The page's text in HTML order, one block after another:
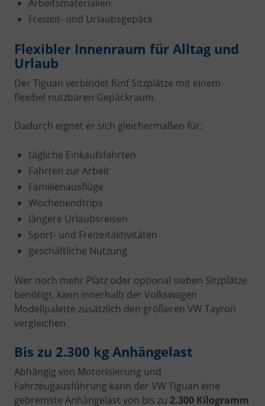
Arbeitsmaterialien
Freizeit- und Urlaubsgepäck
Flexibler Innenraum für Alltag und
Urlaub
Der Tiguan verbindet fünf Sitzplätze mit einem
flexibel nutzbaren Gepäckraum.
Dadurch eignet er sich gleichermaßen für:
tägliche Einkaufsfahrten
Fahrten zur Arbeit
Familienausflüge
Wochenendtrips
längere Urlaubsreisen
Sport- und Freizeitaktivitäten
geschäftliche Nutzung
Wer noch mehr Platz oder optional sieben Sitzplätze
benötigt, kann innerhalb der Volkswagen
Modellpalette zusätzlich den größeren VW Tayron
vergleichen.
Bis zu 2.300 kg Anhängelast
Abhängig von Motorisierung und
Fahrzeugausführung kann der VW Tiguan eine
gebremste Anhängelast von bis zu 2.300 Kilogramm